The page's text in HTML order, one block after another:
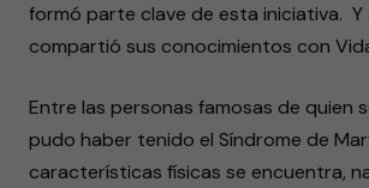
formó parte clave de esta iniciativa. Y
compartió sus conocimientos con
Entre las personas famosas de quien
pudo haber tenido el Síndrome de
características físicas se encuentra,